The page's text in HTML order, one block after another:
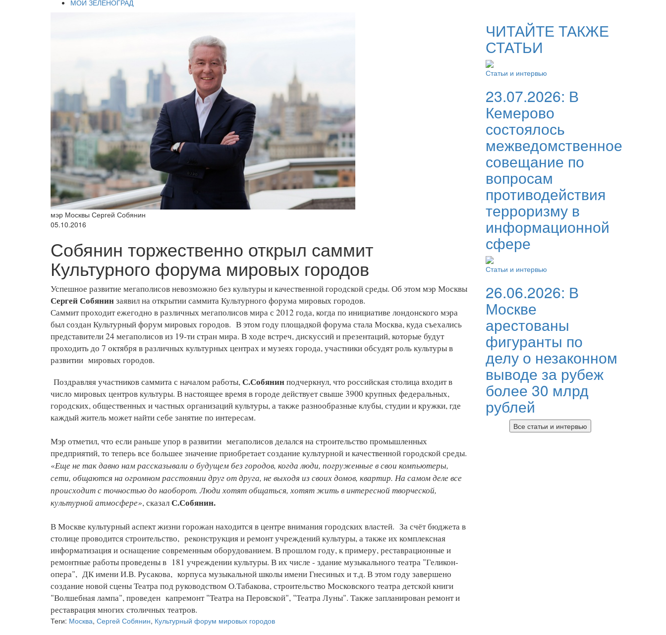
МОЙ ЗЕЛЕНОГРАД
мэр Москвы Сергей Собянин
05.10.2016
Собянин торжественно открыл саммит
Культурного форума мировых городов
Успешное развитие мегаполисов невозможно без культуры и качественной городской среды. Об этом мэр Москвы
Сергей Собянинзаявил на открытии саммита Культурного форума мировых городов.
Саммит проходит ежегодно в различных мегаполисов мира с 2012 года, когда по инициативе лондонского мэра
был создан Культурный форум мировых городов. В этом году площадкой форума стала Москва, куда съехались
представители 24 мегаполисов из 19-ти стран мира. В ходе встреч, дискуссий и презентаций, которые будут
проходить до 7 октября в различных культурных центрах и музеях города, участники обсудят роль культуры в
развитии мировых городов.
Поздравляя участников саммита с началом работы,С.Собянинподчеркнул, что российская столица входит в
число мировых центров культуры. В настоящее время в городе действует свыше 3900 крупных федеральных,
городских, общественных и частных организаций культуры, а также разнообразные клубы, студии и кружки, где
каждый житель может найти себе занятие по интересам.
Мэр отметил, что если раньше упор в развитии мегаполисов делался на строительство промышленных
предприятий, то теперь все большее значение приобретает создание культурной и качественной городской среды.
«Еще не так давно нам рассказывали о будущем без городов, когда люди, погруженные в свои компьютеры,
сети, общаются на огромном расстоянии друг от друга, не выходя из своих домов, квартир. На самом деле все
происходит с точностью до наоборот. Люди хотят общаться, хотят жить в интересной творческой,
культурной атмосфере», сказалС.Собянин.
В Москве культурный аспект жизни горожан находится в центре внимания городских властей. За счёт бюджета в
столице проводится строительство, реконструкция и ремонт учреждений культуры, а также их комплексная
информатизация и оснащение современным оборудованием. В прошлом году, к примеру, реставрационные и
ремонтные работы проведены в 181 учреждении культуры. В их числе - здание музыкального театра "Геликон-
опера", ДК имени И.В. Русакова, корпуса музыкальной школы имени Гнесиных и т.д. В этом году завершено
создание новой сцены Театра под руководством О.Табакова, строительство Московского театра детской книги
"Волшебная лампа", проведен капремонт "Театра на Перовской", "Театра Луны". Также запланирован ремонт и
реставрация многих столичных театров.
Теги: Москва, Сергей Собянин, Культурный форум мировых городов
ЧИТАЙТЕ ТАКЖЕ
СТАТЬИ
Статьи и интервью
23.07.2026: В
Кемерово
состоялось
межведомственное
совещание по
вопросам
противодействия
терроризму в
информационной
сфере
Статьи и интервью
26.06.2026: В
Москве
арестованы
фигуранты по
делу о незаконном
выводе за рубеж
более 30 млрд
рублей
Все статьи и интервью